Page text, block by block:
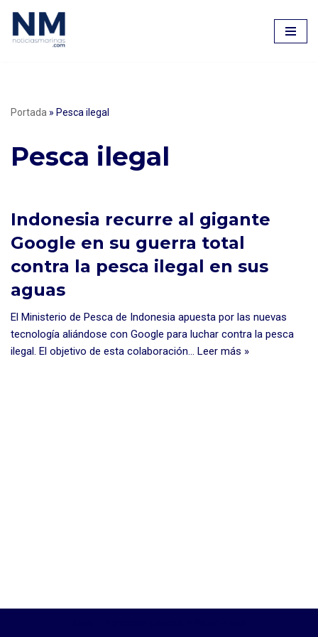
Saltar
Portada » Pesca ilegal
Pesca ilegal
Indonesia recurre al gigante
Google en su guerra total
contra la pesca ilegal en sus
aguas
El Ministerio de Pesca de Indonesia apuesta por las nuevas
tecnología aliándose con Google para luchar contra la pesca
ilegal. El objetivo de esta colaboración… Leer más »